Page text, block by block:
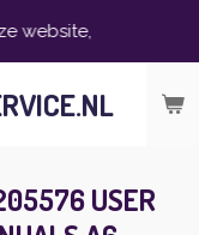
website,
USER